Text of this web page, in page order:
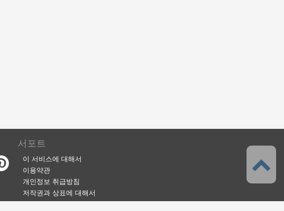
서포트
이 서비스에 대해서
이용약관
개인정보 취급방침
저작권과 상표에 대해서